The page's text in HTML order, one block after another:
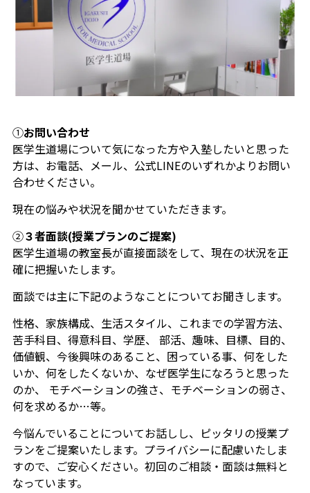
①お問い合わせ
医学生道場について気になった方や入塾したいと思った
方は、お電話、メール、公式LINEのいずれかよりお問い
合わせください。
現在の悩みや状況を聞かせていただきます。
②３者面談(授業プランのご提案)
医学生道場の教室長が直接面談をして、現在の状況を正
確に把握いたします。
面談では主に下記のようなことについてお聞きします。
性格、家族構成、生活スタイル、これまでの学習方法、
苦手科目、得意科目、学歴、 部活、趣味、目標、目的、
価値観、今後興味のあること、困っている事、何をした
いか、何をしたくないか、なぜ医学生になろうと思った
のか、 モチベーションの強さ、モチベーションの弱さ、
何を求めるか…等。
今悩んでいることについてお話しし、ピッタリの授業プ
ランをご提案いたします。プライバシーに配慮いたしま
すので、ご安心ください。初回のご相談・面談は無料と
なっています。